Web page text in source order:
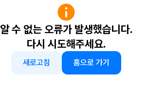
알 수 없는 오류가 발생했습니다.
다시 시도해주세요.
새로고침 홈으로 가기